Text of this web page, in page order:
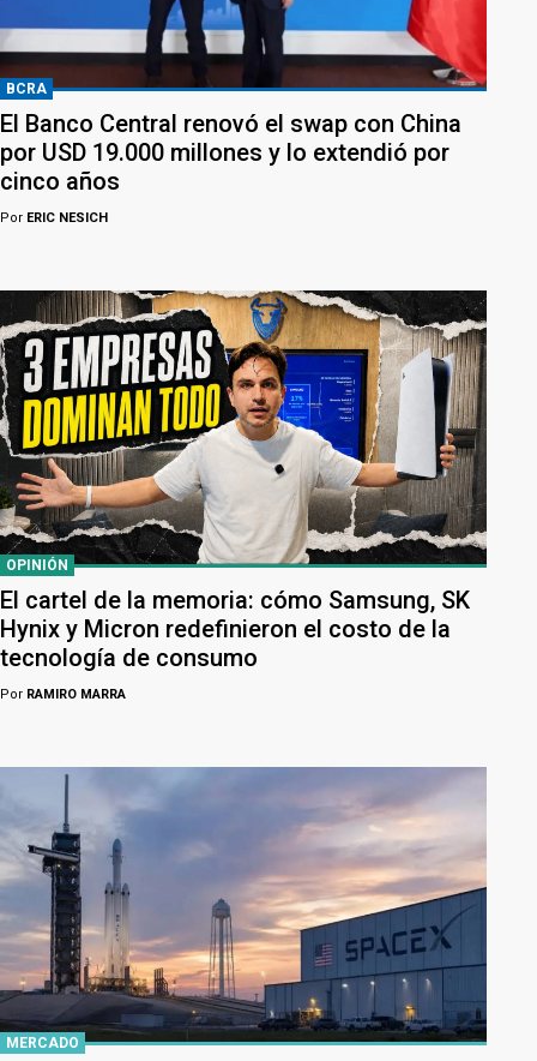
BCRA
El Banco Central renovó el swap con China
por USD 19.000 millones y lo extendió por
cinco años
Por ERIC NESICH
OPINIÓN
El cartel de la memoria: cómo Samsung, SK
Hynix y Micron redefinieron el costo de la
tecnología de consumo
Por RAMIRO MARRA
MERCADO